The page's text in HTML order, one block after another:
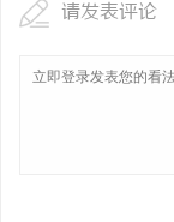
请发表评论